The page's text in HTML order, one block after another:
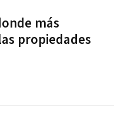
más
propiedades